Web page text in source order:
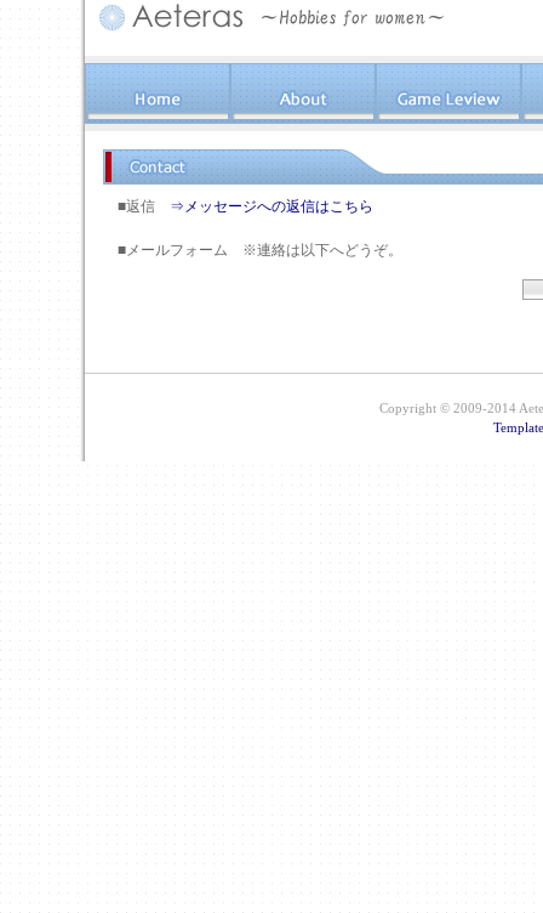
■返信 ⇒メッセージへの返信はこちら
■メールフォーム ※連絡は以下へどうぞ。
Copyright © 2009-2014